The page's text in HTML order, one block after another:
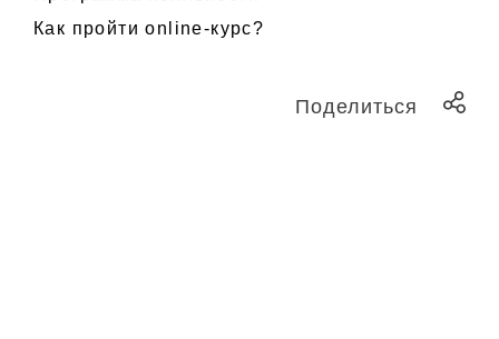
Как пройти online-курс?
Поделиться